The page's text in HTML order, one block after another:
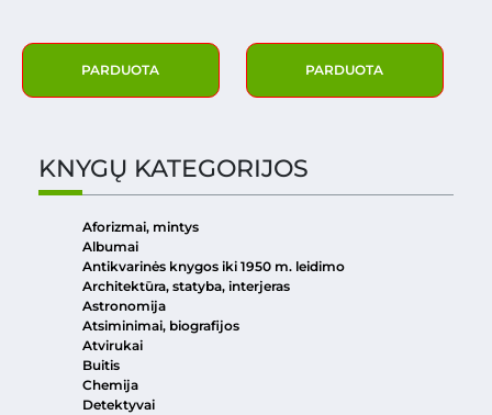
PARDUOTA PARDUOTA
KNYGŲ KATEGORIJOS
Aforizmai, mintys
Albumai
Antikvarinės knygos iki 1950 m. leidimo
Architektūra, statyba, interjeras
Astronomija
Atsiminimai, biografijos
Atvirukai
Buitis
Chemija
Detektyvai